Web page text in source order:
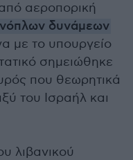
αεροπορική
δυνάμεων
με το υπουργείο
σημειώθηκε
που θεωρητικά
του Ισραήλ και
λιβανικού